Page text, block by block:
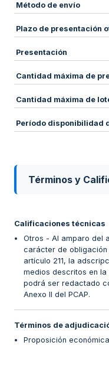
Método de envío
Plazo de presentación
Presentación
Cantidad máxima de
Cantidad máxima de
Período disponibilidad
Términos y
Calificaciones técnicas
Otros - Al amparo del
carácter de
artículo 211, la
medios descritos en la
podrá ser redactado
Anexo II del PCAP.
Términos de
Proposición económica